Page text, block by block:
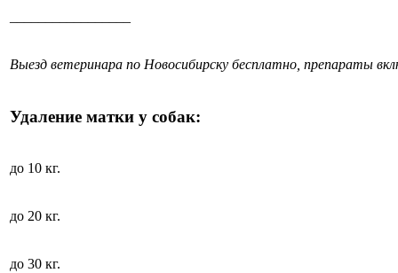
Выезд ветеринара по Новосибирску бесплатно, препараты
Удаление матки у собак:
до 10 кг.
до 20 кг.
до 30 кг.